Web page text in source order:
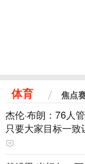
体育 焦点
杰伦·布朗：76人
只要大家目标一